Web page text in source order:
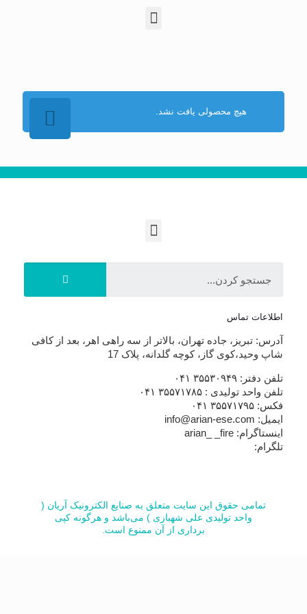
هیچ محصولی یافت نشد.
اطلاعات تماس
آدرس: تبریز، جاده تهران، بالاتر از سه راهی اهر، بعد از کافی
شاپ وحید،کوی گاز، کوچه گلدانه، پلاک 17
تلفن دفتر: ۳۵۵۳۰۹۴۹ ۰۴۱
تلفن واحد تولیدی : ۳۵۵۷۱۷۸۵ ۰۴۱
فکس: ۳۵۵۷۱۷۹۵ ۰۴۱
ایمیل: info@arian-ese.com
اینستاگرام: arian_ _fire
تلگرام:
تمامی حقوق این سایت متعلق به صنایع الکترونیک آریان (
واحد تولیدی علی شهبازی ) می‌باشد و هرگونه کپی
برداری از آن ممنوع است.